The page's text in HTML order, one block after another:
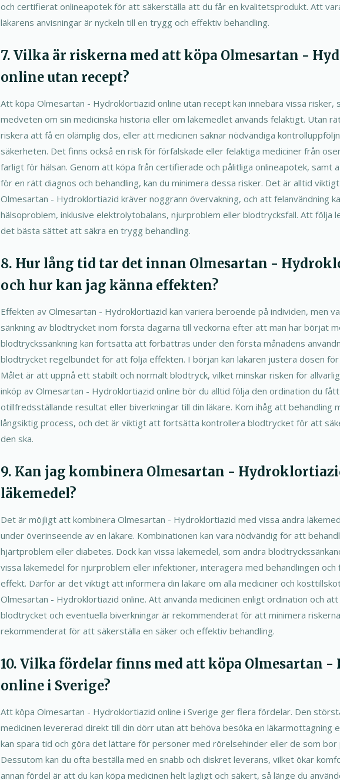
och certifierat onlineapotek för att säkerställa att du får en kvalitetsprodukt. Att
läkarens anvisningar är nyckeln till en trygg och effektiv behandling.
7. Vilka är riskerna med att köpa Olmesartan -
online utan recept?
Att köpa Olmesartan - Hydroklortiazid online utan recept kan innebära vissa risker,
medveten om sin medicinska historia eller om läkemedlet används felaktigt. Utan
riskera att få en olämplig dos, eller att medicinen saknar nödvändiga
säkerheten. Det finns också en risk för förfalskade eller felaktiga mediciner från
farligt för hälsan. Genom att köpa från certifierade och pålitliga onlineapotek, samt
för en rätt diagnos och behandling, kan du minimera dessa risker. Det är alltid
Olmesartan - Hydroklortiazid kräver noggrann övervakning, och att felanvändning
hälsoproblem, inklusive elektrolytobalans, njurproblem eller blodtrycksfall. Att följa
det bästa sättet att säkra en trygg behandling.
8. Hur lång tid tar det innan Olmesartan -
och hur kan jag känna effekten?
Effekten av Olmesartan - Hydroklortiazid kan variera beroende på individen, men
sänkning av blodtrycket inom första dagarna till veckorna efter att man har börjat
blodtryckssänkning kan fortsätta att förbättras under den första månadens
blodtrycket regelbundet för att följa effekten. I början kan läkaren justera dosen
Målet är att uppnå ett stabilt och normalt blodtryck, vilket minskar risken för
inköp av Olmesartan - Hydroklortiazid online bör du alltid följa den ordination du
otillfredsställande resultat eller biverkningar till din läkare. Kom ihåg att behandling
långsiktig process, och det är viktigt att fortsätta kontrollera blodtrycket för att
den ska.
9. Kan jag kombinera Olmesartan -
läkemedel?
Det är möjligt att kombinera Olmesartan - Hydroklortiazid med vissa andra
under överinseende av en läkare. Kombinationen kan vara nödvändig för att
hjärtproblem eller diabetes. Dock kan vissa läkemedel, som andra
vissa läkemedel för njurproblem eller infektioner, interagera med behandlingen
effekt. Därför är det viktigt att informera din läkare om alla mediciner och
Olmesartan - Hydroklortiazid online. Att använda medicinen enligt ordination och
blodtrycket och eventuella biverkningar är rekommenderat för att minimera
rekommenderat för att säkerställa en säker och effektiv behandling.
10. Vilka fördelar finns med att köpa Olmesartan
online i Sverige?
Att köpa Olmesartan - Hydroklortiazid online i Sverige ger flera fördelar. Den
medicinen levererad direkt till din dörr utan att behöva besöka en läkarmottagning
kan spara tid och göra det lättare för personer med rörelsehinder eller de som bor
Dessutom kan du ofta beställa med en snabb och diskret leverans, vilket ökar
annan fördel är att du kan köpa medicinen helt lagligt och säkert, så länge du